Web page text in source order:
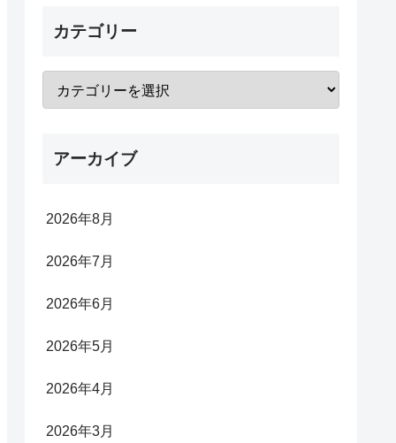
カテゴリー
アーカイブ
2026年8月
2026年7月
2026年6月
2026年5月
2026年4月
2026年3月